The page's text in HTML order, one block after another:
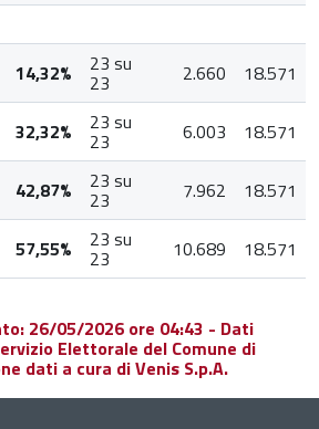
14,32% 23 su
23 2.660
18.571
32,32% 23 su
23 6.003
18.571
42,87% 23 su
23 7.962
18.571
57,55% 23 su
23 10.689 18.571
26/05/2026 ore 04:43 - Dati
Elettorale del Comune di
dati a cura di Venis S.p.A.